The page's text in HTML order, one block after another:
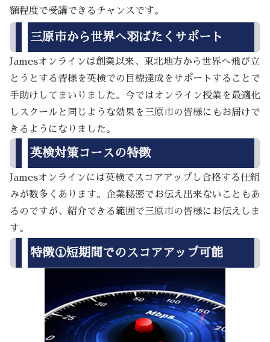
額程度で受講できるチャンスです。
三原市から世界へ羽ばたくサポート
Jamesオンラインは創業以来、東北地方から世界へ飛び立
とうとする皆様を英検での目標達成をサポートすることで
手助けしてまいりました。今ではオンライン授業を最適化
しスクールと同じような効果を三原市の皆様にもお届けで
きるようになりました。
英検対策コースの特徴
Jamesオンラインには英検でスコアアップし合格する仕組
みが数多くあります。企業秘密でお伝え出来ないこともあ
るのですが、紹介できる範囲で三原市の皆様にお伝えしま
す。
特徴①短期間でのスコアアップ可能